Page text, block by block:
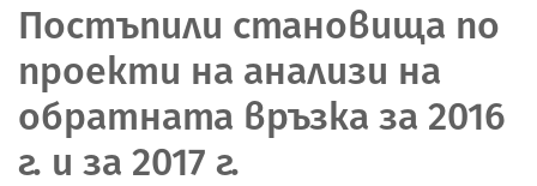
Постъпили становища по
проекти на анализи на
обратната връзка за 2016
г. и за 2017 г.